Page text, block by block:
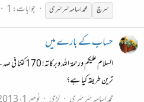
سرچ
محمد اسامہ سَرسَری جوابات: 1
حساب کے بارے میں
ترین طریقہ کیا ہے؟